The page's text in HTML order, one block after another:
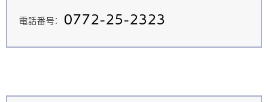
電話番号： 0772-25-2323